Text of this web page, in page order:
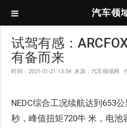
汽车领
试驾有感：
有备而来
时间：2021-01-21 13:54 来源：汽车领域网
NEDC综合工况续航达到653
秒，峰值扭矩720牛·米，电